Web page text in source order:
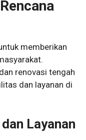
memberikan
renovasi tengah
dan layanan di
Layanan